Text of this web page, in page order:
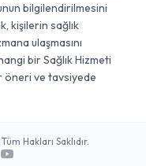
bilgilendirilmesini
kişilerin sağlık
ulaşmasını
bir Sağlık Hizmeti
öneri ve tavsiyede
Hakları Saklıdır.